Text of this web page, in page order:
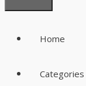
Home
Categories